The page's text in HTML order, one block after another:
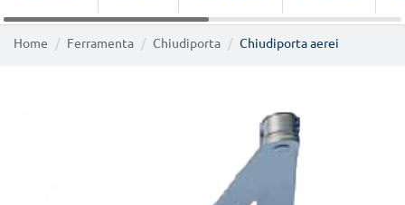
Home Ferramenta Chiudiporta Chiudiporta aerei